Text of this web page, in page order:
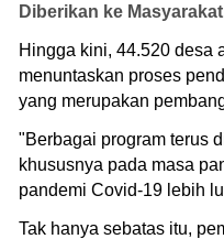
Diberikan ke Masyarakat
Hingga kini, 44.520 desa
menuntaskan proses
yang merupakan
"Berbagai program terus
khususnya pada masa
pandemi Covid-19 lebih
Tak hanya sebatas itu,